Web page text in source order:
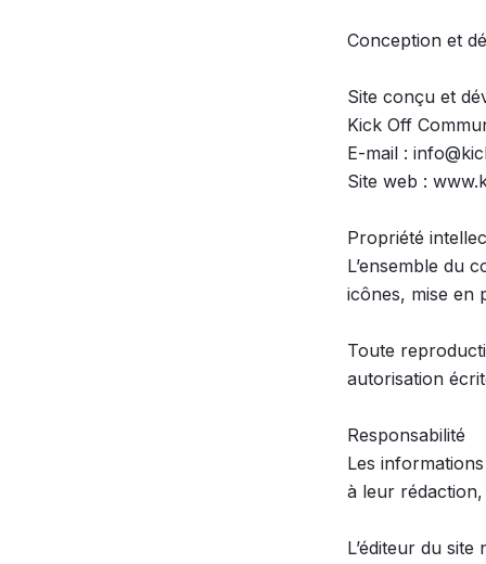
Conception et
Site conçu et
Kick Off
E-mail :
Site web :
Propriété
L’ensemble du
icônes, mise en
Toute
autorisation
Responsabilité
Les
à leur
L’éditeur du